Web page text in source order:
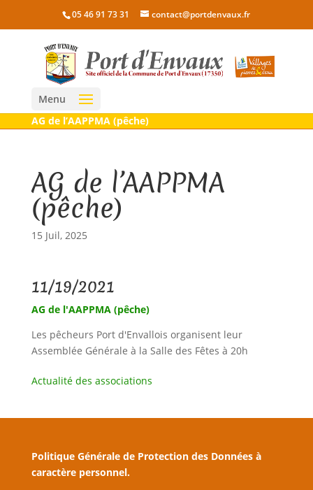
05 46 91 73 31 contact@portdenvaux.fr
Menu
AG de l’AAPPMA (pêche)
AG de l’AAPPMA
(pêche)
15 Juil, 2025
11/19/2021
AG de l'AAPPMA (pêche)
Les pêcheurs Port d'Envallois organisent leur
Assemblée Générale à la Salle des Fêtes à 20h
Actualité des associations
Politique Générale de Protection des Données à
caractère personnel.